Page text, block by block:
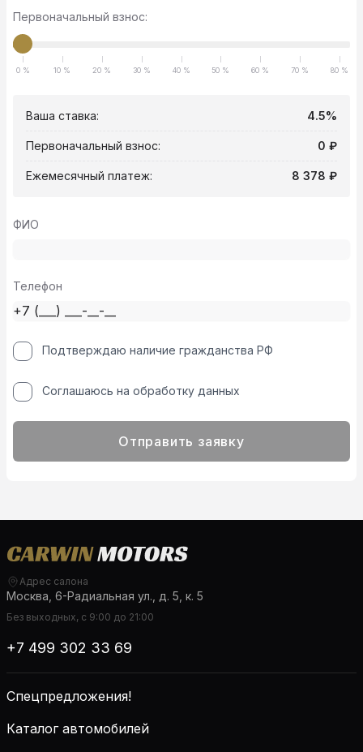
Первоначальный взнос:
0 % 10 % 20 % 30 % 40 % 50 % 60 % 70 % 80 %
Ваша ставка: 4.5%
Первоначальный взнос: 0 ₽
Ежемесячный платеж: 8 378 ₽
ФИО
Телефон
Подтверждаю наличие гражданства РФ
Соглашаюсь на обработку данных
Отправить заявку
Адрес салона
Москва, 6-Радиальная ул., д. 5, к. 5
Без выходных, с 9:00 до 21:00
+7 499 302 33 69
Спецпредложения!
Каталог автомобилей